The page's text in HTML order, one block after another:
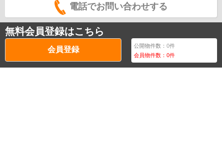
電話でお問い合わせする
無料会員登録はこちら
会員登録 公開物件数：0件
会員物件数：0件